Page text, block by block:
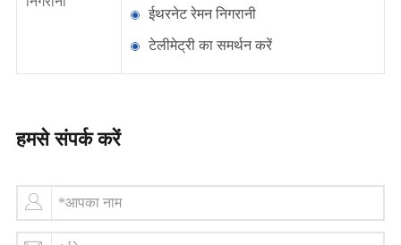
ईथरनेट रेमन निगरानी
टेलीमेट्री का समर्थन करें
हमसे संपर्क करें